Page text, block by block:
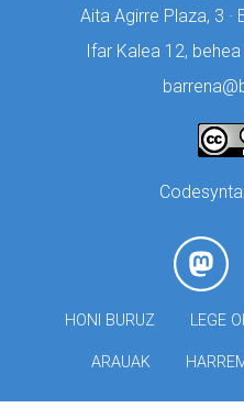
Aita Agirre Plaza, 3 ·
Ifar Kalea 12, behea
HONI BURUZ LEGE
ARAUAK